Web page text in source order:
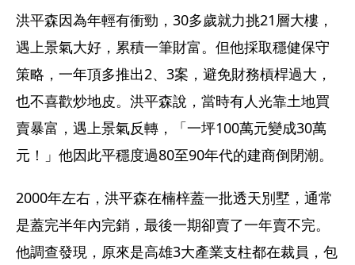
洪平森因為年輕有衝勁，30多歲就力挑21層大樓，
遇上景氣大好，累積一筆財富。但他採取穩健保守
策略，一年頂多推出2、3案，避免財務槓桿過大，
也不喜歡炒地皮。洪平森說，當時有人光靠土地買
賣暴富，遇上景氣反轉，「一坪100萬元變成30萬
元！」他因此平穩度過80至90年代的建商倒閉潮。
2000年左右，洪平森在楠梓蓋一批透天別墅，通常
是蓋完半年內完銷，最後一期卻賣了一年賣不完。
他調查發現，原來是高雄3大產業支柱都在裁員，包